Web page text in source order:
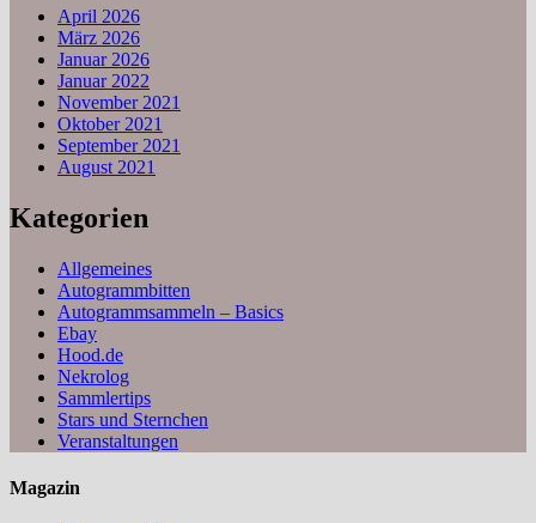
April 2026
März 2026
Januar 2026
Januar 2022
November 2021
Oktober 2021
September 2021
August 2021
Kategorien
Allgemeines
Autogrammbitten
Autogrammsammeln – Basics
Ebay
Hood.de
Nekrolog
Sammlertips
Stars und Sternchen
Veranstaltungen
Magazin